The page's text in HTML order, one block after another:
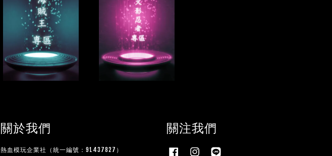
關於我們
熱血模玩企業社（統一編號：91437827）
關注我們
Facebook Instagram